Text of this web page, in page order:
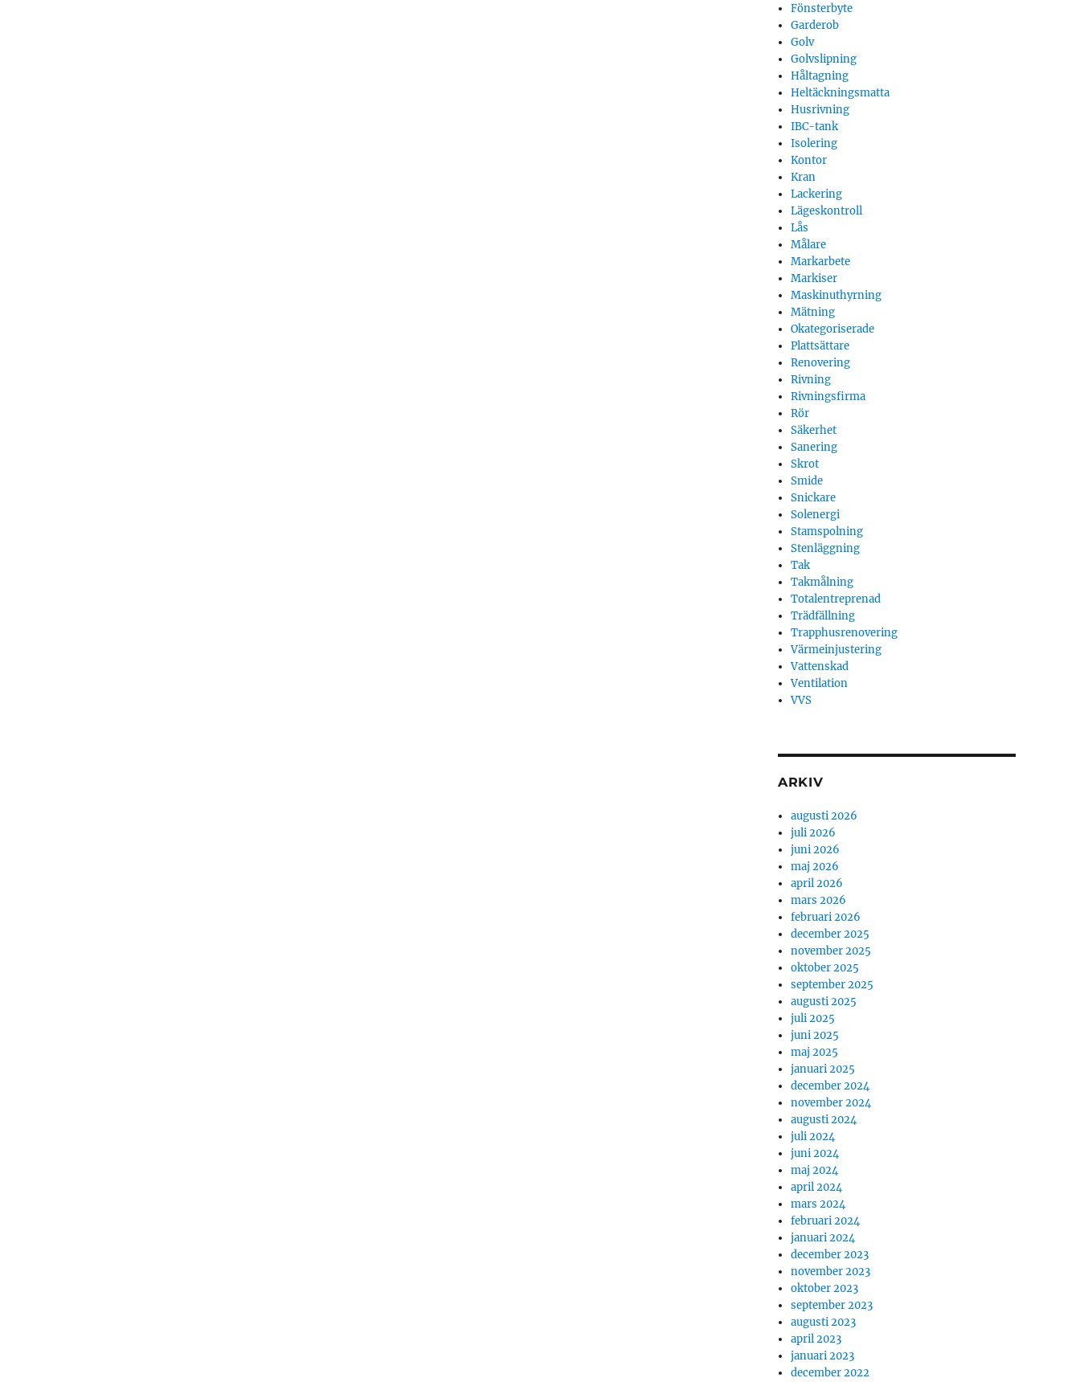
Fönsterbyte
Garderob
Golv
Golvslipning
Håltagning
Heltäckningsmatta
Husrivning
IBC-tank
Isolering
Kontor
Kran
Lackering
Lägeskontroll
Lås
Målare
Markarbete
Markiser
Maskinuthyrning
Mätning
Okategoriserade
Plattsättare
Renovering
Rivning
Rivningsfirma
Rör
Säkerhet
Sanering
Skrot
Smide
Snickare
Solenergi
Stamspolning
Stenläggning
Tak
Takmålning
Totalentreprenad
Trädfällning
Trapphusrenovering
Värmeinjustering
Vattenskad
Ventilation
VVS
ARKIV
augusti 2026
juli 2026
juni 2026
maj 2026
april 2026
mars 2026
februari 2026
december 2025
november 2025
oktober 2025
september 2025
augusti 2025
juli 2025
juni 2025
maj 2025
januari 2025
december 2024
november 2024
augusti 2024
juli 2024
juni 2024
maj 2024
april 2024
mars 2024
februari 2024
januari 2024
december 2023
november 2023
oktober 2023
september 2023
augusti 2023
april 2023
januari 2023
december 2022